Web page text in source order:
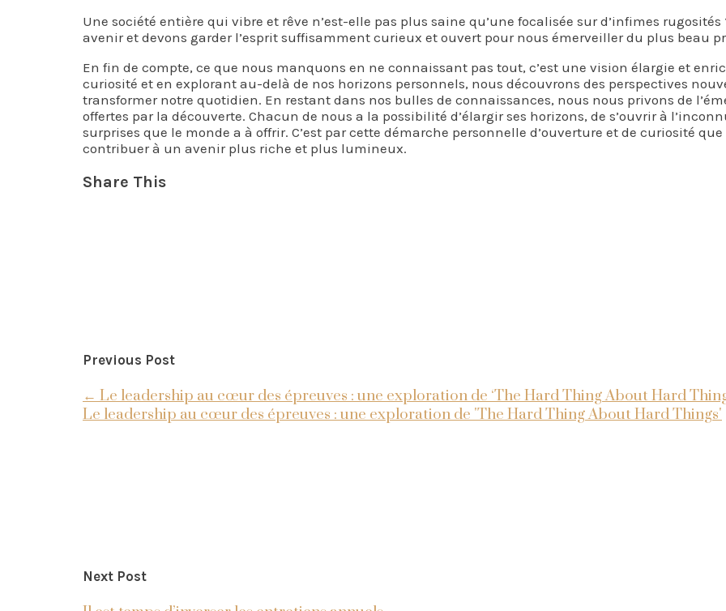
Une société entière qui vibre et rêve n’est-elle pas plus saine qu’une focalisée sur d’infimes
avenir et devons garder l’esprit suffisamment curieux et ouvert pour nous émerveiller du plus beau
En fin de compte, ce que nous manquons en ne connaissant pas tout, c’est une vision élargie et
curiosité et en explorant au-delà de nos horizons personnels, nous découvrons des perspectives
transformer notre quotidien. En restant dans nos bulles de connaissances, nous nous privons de
offertes par la découverte. Chacun de nous a la possibilité d’élargir ses horizons, de s’ouvrir à
surprises que le monde a à offrir. C’est par cette démarche personnelle d’ouverture et de curiosité
contribuer à un avenir plus riche et plus lumineux.
Share This
Previous Post
← Le leadership au cœur des épreuves : une exploration de ‘The Hard Thing About Hard
Le leadership au cœur des épreuves : une exploration de 'The Hard Thing About Hard Things'
Next Post